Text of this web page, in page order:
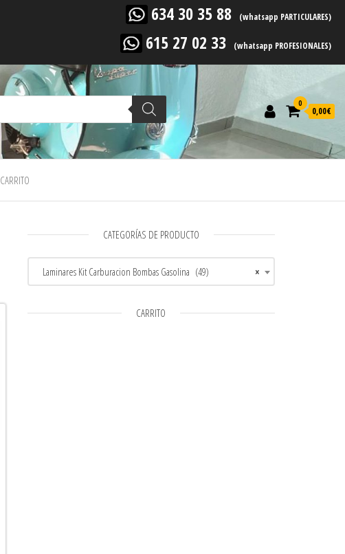
634 30 35 88 (whatsapp PARTICULARES)
615 27 02 33 (whatsapp PROFESIONALES)
0
0,00€
CARRITO
CATEGORÍAS DE PRODUCTO
×
Laminares Kit Carburacion Bombas Gasolina (49)
CARRITO